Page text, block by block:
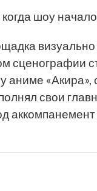
шоу
сценографии
аниме «Акира»,
свои
аккомпанемент